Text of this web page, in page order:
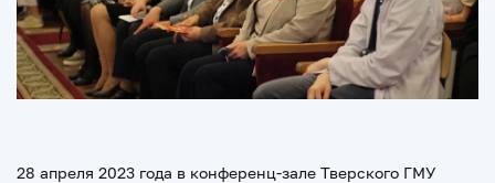
28 апреля 2023 года в конференц-зале Тверского ГМУ